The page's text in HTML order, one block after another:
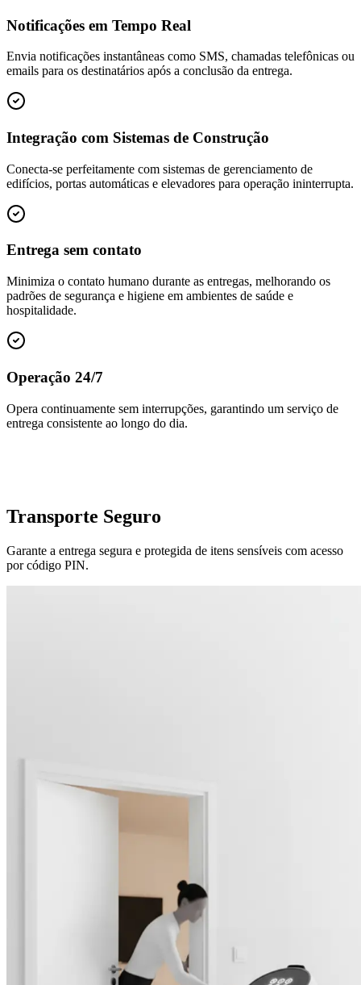
Notificações em Tempo Real
Envia notificações instantâneas como SMS, chamadas telefônicas ou
emails para os destinatários após a conclusão da entrega.
Integração com Sistemas de Construção
Conecta-se perfeitamente com sistemas de gerenciamento de
edifícios, portas automáticas e elevadores para operação ininterrupta.
Entrega sem contato
Minimiza o contato humano durante as entregas, melhorando os
padrões de segurança e higiene em ambientes de saúde e
hospitalidade.
Operação 24/7
Opera continuamente sem interrupções, garantindo um serviço de
entrega consistente ao longo do dia.
Transporte Seguro
Garante a entrega segura e protegida de itens sensíveis com acesso
por código PIN.